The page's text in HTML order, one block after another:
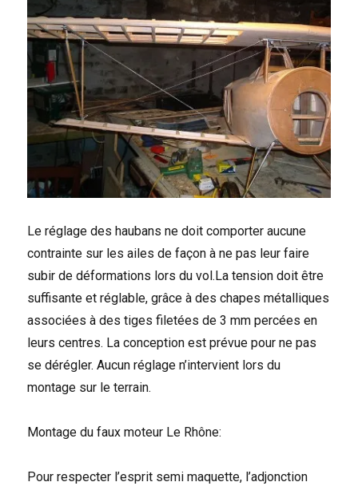
Le réglage des haubans ne doit comporter aucune
contrainte sur les ailes de façon à ne pas leur faire
subir de déformations lors du vol.La tension doit être
suffisante et réglable, grâce à des chapes métalliques
associées à des tiges filetées de 3 mm percées en
leurs centres. La conception est prévue pour ne pas
se dérégler. Aucun réglage n’intervient lors du
montage sur le terrain.
Montage du faux moteur Le Rhône:
Pour respecter l’esprit semi maquette, l’adjonction